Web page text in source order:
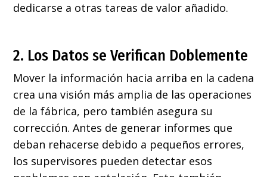
dedicarse a otras tareas de valor añadido.
2. Los Datos se Verifican Doblemente
Mover la información hacia arriba en la cadena
crea una visión más amplia de las operaciones
de la fábrica, pero también asegura su
corrección. Antes de generar informes que
deban rehacerse debido a pequeños errores,
los supervisores pueden detectar esos